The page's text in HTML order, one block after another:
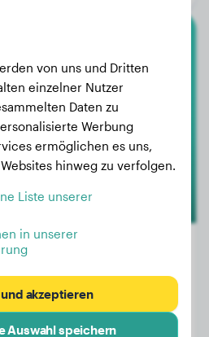
Trufa
1 Jahr, 9 Monate
von uns und Dritten
einzelner Nutzer
Daten zu
Werbung
ermöglichen es uns,
hinweg zu verfolgen.
Liste unserer
in unserer
akzeptieren
Auswahl speichern